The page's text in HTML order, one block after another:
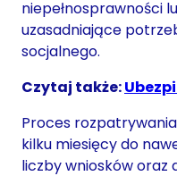
niepełnosprawności
uzasadniające
socjalnego.
Czytaj także:
Proces
kilku miesięcy do
liczby wniosków oraz